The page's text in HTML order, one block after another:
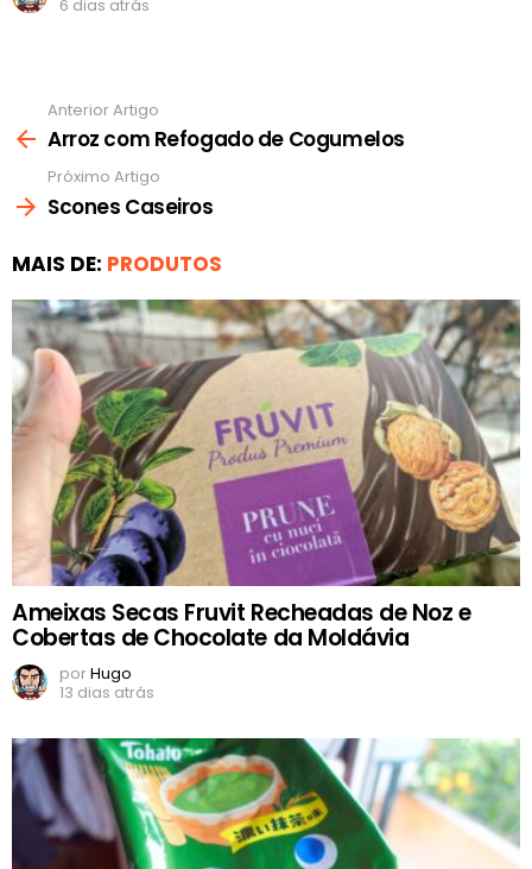
6 dias atrás
mais
Anterior Artigo
Arroz com Refogado de Cogumelos
Próximo Artigo
Scones Caseiros
MAIS DE: PRODUTOS
Ameixas Secas Fruvit Recheadas de Noz e
Cobertas de Chocolate da Moldávia
porHugo
13 dias atrás